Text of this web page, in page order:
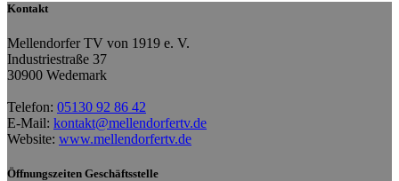
Kontakt
Mellendorfer TV von 1919 e. V.
Industriestraße 37
30900 Wedemark
Telefon: 05130 92 86 42
E-Mail: kontakt@mellendorfertv.de
Website: www.mellendorfertv.de
Öffnungszeiten Geschäftsstelle